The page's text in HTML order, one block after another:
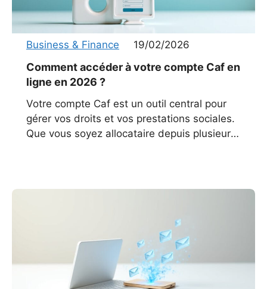
Business & Finance 19/02/2026
Comment accéder à votre compte Caf en
ligne en 2026 ?
Votre compte Caf est un outil central pour
gérer vos droits et vos prestations sociales.
Que vous soyez allocataire depuis plusieurs